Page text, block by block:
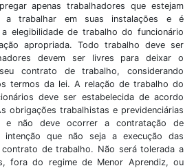
apenas trabalhadores que estejam
a trabalhar em suas instalações e é
elegibilidade de trabalho do funcionário
apropriada. Todo trabalho deve ser
devem ser livres para deixar o
contrato de trabalho, considerando
termos da lei. A relação de trabalho do
deve ser estabelecida de acordo
obrigações trabalhistas e previdenciárias
e não deve ocorrer a contratação de
intenção que não seja a execução das
de trabalho. Não será tolerada a
fora do regime de Menor Aprendiz, ou